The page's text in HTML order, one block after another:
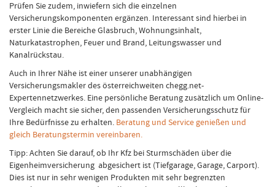
Prüfen Sie zudem, inwiefern sich die einzelnen
Versicherungskomponenten ergänzen. Interessant sind hierbei in
erster Linie die Bereiche Glasbruch, Wohnungsinhalt,
Naturkatastrophen, Feuer und Brand, Leitungswasser und
Kanalrückstau.
Auch in Ihrer Nähe ist einer unserer unabhängigen
Versicherungsmakler des österreichweiten chegg.net-
Expertennetzwerkes. Eine persönliche Beratung zusätzlich um Online-
Vergleich macht sie sicher, den passenden Versicherungsschutz für
Ihre Bedürfnisse zu erhalten. Beratung und Service genießen und
gleich Beratungstermin vereinbaren.
Tipp: Achten Sie darauf, ob Ihr Kfz bei Sturmschäden über die
Eigenheimversicherung abgesichert ist (Tiefgarage, Garage, Carport).
Dies ist nur in sehr wenigen Produkten mit sehr begrenzten